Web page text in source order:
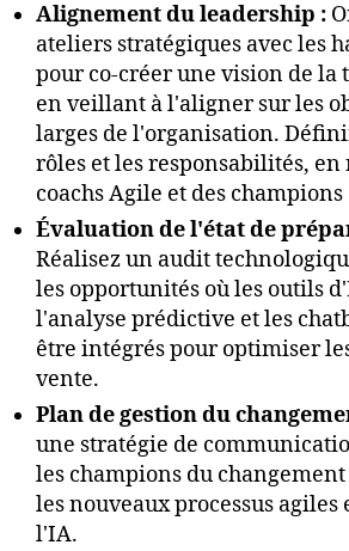
Alignement du leadership :
ateliers stratégiques avec les
pour co-créer une vision de
en veillant à l'aligner sur les
larges de l'organisation.
rôles et les responsabilités,
coachs Agile et des
Évaluation de l'état de
Réalisez un audit
les opportunités où les outils
l'analyse prédictive et les
être intégrés pour optimiser
vente.
Plan de gestion du
une stratégie de
les champions du
les nouveaux processus agiles
l'IA.